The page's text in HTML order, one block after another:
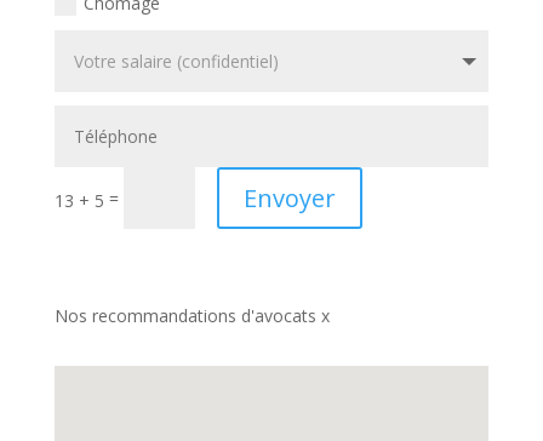
13 + 5 = Envoyer
Nos recommandations d'avocats x